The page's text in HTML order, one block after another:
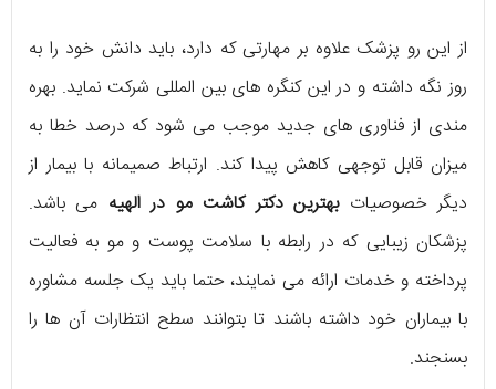
از این رو پزشک علاوه بر مهارتی که دارد، باید دانش خود را به
روز نگه داشته و در این کنگره‌ های بین‌ المللی شرکت نماید. بهره‌
مندی از فناوری‌ های جدید موجب می‌ شود که درصد خطا به
میزان قابل توجهی کاهش پیدا کند. ارتباط صمیمانه با بیمار از
دیگر خصوصیاتبهترین دکتر کاشت مو در الهیه می‌ باشد.
پزشکان زیبایی که در رابطه با سلامت پوست و مو به فعالیت
پرداخته و خدمات ارائه می‌ نمایند، حتما باید یک جلسه‌ مشاوره
با بیماران خود داشته باشند تا بتوانند سطح انتظارات آن ها را
بسنجند.